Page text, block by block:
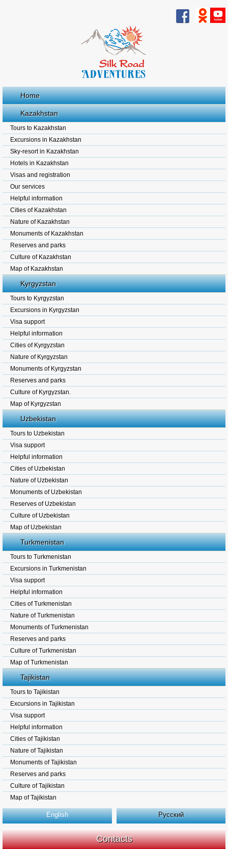
Home
Kazakhstan
Tours to Kazakhstan
Excursions in Kazakhstan
Sky-resort in Kazakhstan
Hotels in Kazakhstan
Visas and registration
Our services
Helpful information
Cities of Kazakhstan
Nature of Kazakhstan
Monuments of Kazakhstan
Reserves and parks
Culture of Kazakhstan
Map of Kazakhstan
Kyrgyzstan
Tours to Kyrgyzstan
Excursions in Kyrgyzstan
Visa support
Helpful information
Cities of Kyrgyzstan
Nature of Kyrgyzstan
Monuments of Kyrgyzstan
Reserves and parks
Culture of Kyrgyzstan.
Map of Kyrgyzstan
Uzbekistan
Tours to Uzbekistan
Visa support
Helpful information
Cities of Uzbekistan
Nature of Uzbekistan
Monuments of Uzbekistan
Reserves of Uzbekistan
Culture of Uzbekistan
Map of Uzbekistan
Turkmenistan
Tours to Turkmenistan
Excursions in Turkmenistan
Visa support
Helpful information
Cities of Turkmenistan
Nature of Turkmenistan
Monuments of Turkmenistan
Reserves and parks
Culture of Turkmenistan
Map of Turkmenistan
Tajikistan
Tours to Tajikistan
Excursions in Tajikistan
Visa support
Helpful information
Cities of Tajikistan
Nature of Tajikistan
Monuments of Tajikistan
Reserves and parks
Culture of Tajikistan
Map of Tajikistan
English Русский
Contacts